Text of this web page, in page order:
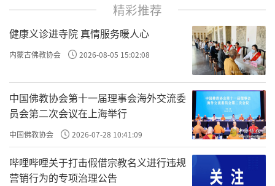
什么是真善，什么是假善？
是元朝的一位高僧，
也是一个开悟觉醒的得道高僧，中峰禅师。我前几天在朋友
圈还发了几首中峰和尚的诗，写的很究竟。
儒生问中峰， 佛氏论善恶报应，如影随形。今某人善，
而子孙不兴；某人恶，而家门隆盛。佛说无稽矣。这也是生
活中会看到的一些现象。我们觉得哪有因果报应？你觉得根
儒生说，佛氏论善恶报应，如影随形
，其实这句完整的
精彩推荐
健康义诊进寺院 真情服务暖人心
内蒙古佛教协会 2026-08-05 15:02:08
中国佛教协会第十一届理事会海外交流委
员会第二次会议在上海举行
中国佛教协会 2026-07-28 10:41:09
哔哩哔哩关于打击假借宗教名义进行违规
营销行为的专项治理公告